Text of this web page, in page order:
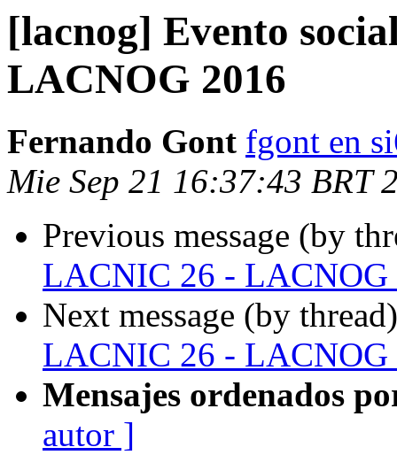
[lacnog] Evento
LACNOG 2016
Fernando Gont fgont en
Mie Sep 21 16:37:43 BRT
Previous message (by
LACNIC 26 - LACNOG
Next message (by
LACNIC 26 - LACNOG
Mensajes ordenados
autor ]